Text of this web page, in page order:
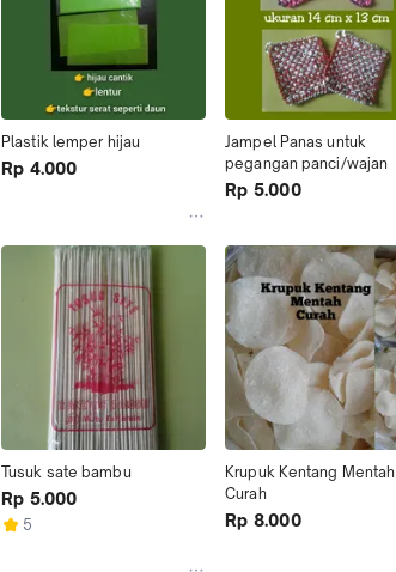
Plastik lemper hijau
Rp 4.000
Jampel Panas untuk
pegangan panci/wajan
Rp 5.000
Tusuk sate bambu
Rp 5.000
5
Krupuk Kentang Mentah
Curah
Rp 8.000